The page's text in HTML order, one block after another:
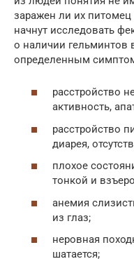
заражен ли их питомец
начнут исследовать
о наличии гельминтов
определенным
расстройство
активность,
расстройство
диарея,
плохое
тонкой и
анемия
из глаз;
неровная
шатается;